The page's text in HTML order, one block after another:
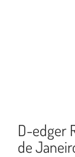
D-edger
de